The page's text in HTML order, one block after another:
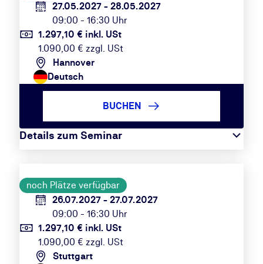
27.05.2027 - 28.05.2027
09:00 - 16:30 Uhr
1.297,10 € inkl. USt
1.090,00 € zzgl. USt
Hannover
Deutsch
Details zum Seminar
BUCHEN
noch Plätze verfügbar
26.07.2027 - 27.07.2027
09:00 - 16:30 Uhr
1.297,10 € inkl. USt
1.090,00 € zzgl. USt
Stuttgart